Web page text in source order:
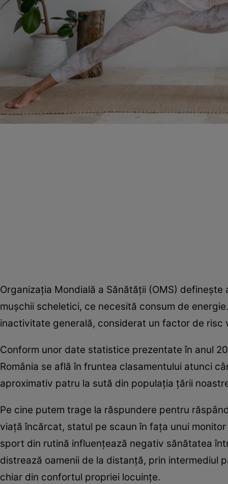
Organizaţia Mondială a Sănătăţii (OMS)
muşchii scheletici, ce necesită consum de
inactivitate generală, considerat un factor de
Conform unor date statistice prezentate în anul
România se află în fruntea clasamentului atunci
aproximativ patru la sută din populaţia ţării
Pe cine putem trage la răspundere pentru
viaţă încărcat, statul pe scaun în faţa unui
sport din rutină influenţează negativ sănătatea
distrează oamenii de la distanţă, prin intermediul
chiar din confortul propriei locuinţe.